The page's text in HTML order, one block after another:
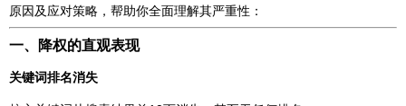
原因及应对策略，帮助你全面理解其严重性：
一、降权的直观表现
关键词排名消失